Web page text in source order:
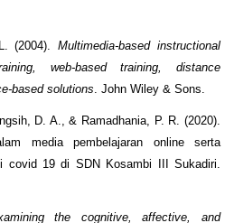
(2004).Multimedia-based instructional
web-based training, distance
based solutions . John Wiley & Sons.
D. A., & Ramadhania, P. R. (2020).
media pembelajaran online serta
covid 19 di SDN Kosambi III Sukadiri.
the cognitive, affective, and